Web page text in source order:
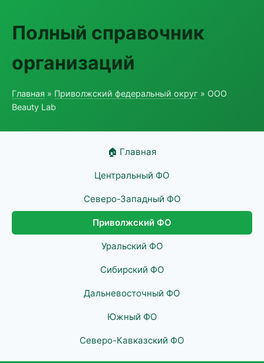
Полный справочник
организаций
Главная » Приволжский федеральный округ » ООО
Beauty Lab
🏠 Главная
Центральный ФО
Северо-Западный ФО
Приволжский ФО
Уральский ФО
Сибирский ФО
Дальневосточный ФО
Южный ФО
Северо-Кавказский ФО